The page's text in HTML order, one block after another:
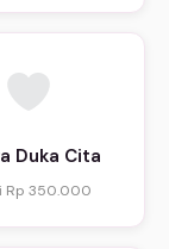
Duka Cita
Rp 350.000